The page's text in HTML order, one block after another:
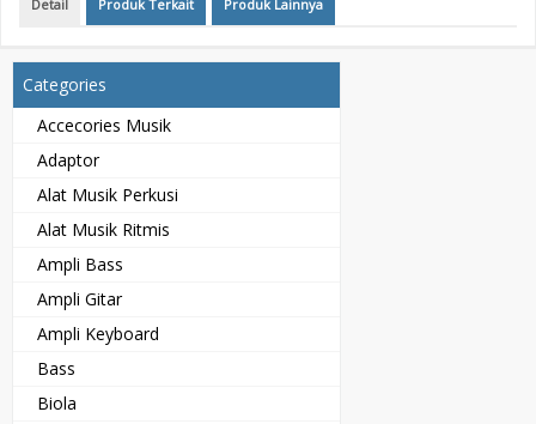
Detail Produk Terkait Produk Lainnya
Categories
Accecories Musik
Adaptor
Alat Musik Perkusi
Alat Musik Ritmis
Ampli Bass
Ampli Gitar
Ampli Keyboard
Bass
Biola